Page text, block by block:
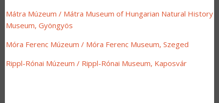
Mátra Múzeum / Mátra Museum of Hungarian Natural History
Museum, Gyöngyös
Móra Ferenc Múzeum / Móra Ferenc Museum, Szeged
Rippl-Rónai Múzeum / Rippl-Rónai Museum, Kaposvár